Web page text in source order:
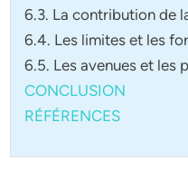
6.3. La contribution de
6.4. Les limites et les
6.5. Les avenues et les
CONCLUSION
RÉFÉRENCES